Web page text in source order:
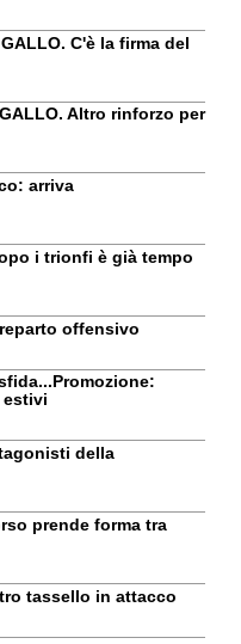
C'è la firma del
GALLO. Altro rinforzo per
arriva
i trionfi è già tempo
offensivo
estivi
della
prende forma tra
tassello in attacco